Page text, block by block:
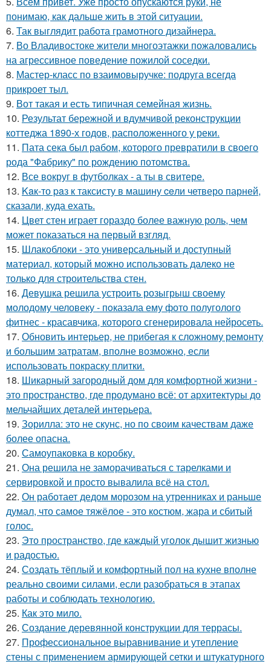
понимаю, как дальше жить в этой ситуации.
6. Так выглядит работа грамотного дизайнера.
7. Во Владивостоке жители многоэтажки пожаловались
на агрессивное поведение пожилой соседки.
8. Мастер-класс по взаимовыручке: подруга всегда
прикроет тыл.
9. Вот такая и есть типичная семейная жизнь.
10. Результат бережной и вдумчивой реконструкции
коттеджа 1890-х годов, расположенного у реки.
11. Пата сека был рабом, которого превратили в своего
рода "Фабрику" по рождению потомства.
12. Все вокруг в футболках - а ты в свитере.
13. Kaк-то paз к таксисту в машину ceли четверо парней,
сказали, куда ехать.
14. Цвет стен играет гораздо более важную роль, чем
может показаться на первый взгляд.
15. Шлакоблоки - это универсальный и доступный
материал, который можно использовать далеко не
только для строительства стен.
16. Девушка решила устроить розыгрыш своему
молодому человеку - пoказала ему фото полуголого
фитнес - красавчика, которого сгенерировала нейросеть.
17. Обновить интерьер, не прибегая к сложному ремонту
и большим затратам, вполне возможно, если
использовать покраску плитки.
18. Шикарный загородный дом для комфортной жизни -
это пространство, где продумано всё: от архитектуры до
мельчайших деталей интерьера.
19. Зорилла: это не скунс, но по своим качествам даже
более опасна.
20. Самоупаковка в коробку.
21. Она решила не заморачиваться с тарелками и
сервировкой и просто вывалила всё на стол.
22. Он работает дедом морозом на утренниках и раньше
думал, что самое тяжёлое - это костюм, жара и сбитый
голос.
23. Это пространство, где каждый уголок дышит жизнью
и радостью.
24. Создать тёплый и комфортный пол на кухне вполне
реально своими силами, если разобраться в этапах
работы и соблюдать технологию.
25. Как это мило.
26. Создание деревянной конструкции для террасы.
27. Профессиональное выравнивание и утепление
стены с применением армирующей сетки и штукатурного